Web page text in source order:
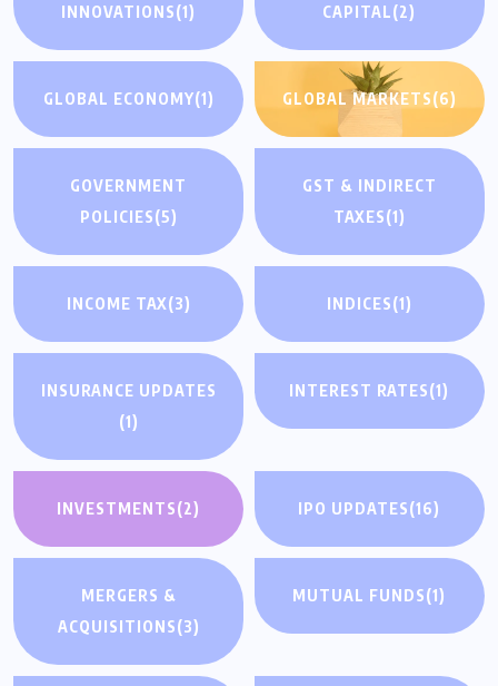
INNOVATIONS(1)
CAPITAL(2)
GLOBAL ECONOMY(1) GLOBAL MARKETS(6)
GOVERNMENT
POLICIES(5)
GST & INDIRECT
TAXES(1)
INCOME TAX(3) INDICES(1)
INSURANCE UPDATES
(1)
INTEREST RATES(1)
INVESTMENTS(2) IPO UPDATES(16)
MERGERS &
ACQUISITIONS(3)
MUTUAL FUNDS(1)